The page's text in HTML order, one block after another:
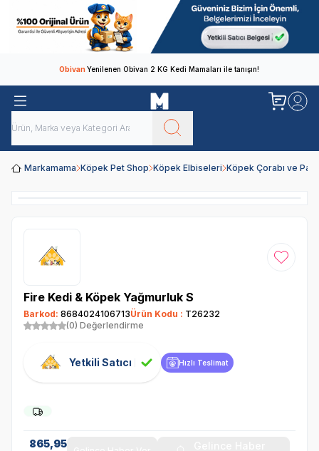
ObivanYenilenen Obivan 2 KG Kedi Mamaları ile tanışın!
Markamama Köpek Pet Shop Köpek Elbiseleri Köpek Çorabı ve
Favoriye
Fire Kedi & Köpek Yağmurluk S
Barkod: 8684024106713Ürün Kodu : T26232
(0) Değerlendirme
Yetkili Satıcı Hızlı Teslimat
865,95